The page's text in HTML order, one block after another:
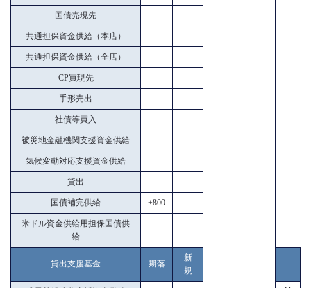
国債売現先
共通担保資金供給（本店）
共通担保資金供給（全店）
CP買現先
手形売出
社債等買入
被災地金融機関支援資金供給
気候変動対応支援資金供給
貸出
国債補完供給 +800
米ドル資金供給用担保国債供
給
貸出支援基金 期落
新
規